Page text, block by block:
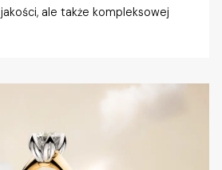
ale także kompleksowej